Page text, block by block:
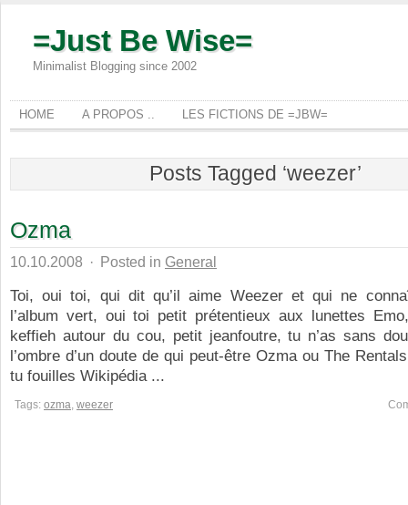
=Just Be Wise=
Minimalist Blogging since 2002
HOME A PROPOS .. LES FICTIONS DE =JBW=
Posts Tagged ‘weezer’
Ozma
10.10.2008 · Posted in General
Toi, oui toi, qui dit qu’il aime Weezer et qui ne
l’album vert, oui toi petit prétentieux aux lunettes
keffieh autour du cou, petit jeanfoutre, tu n’as sans
l’ombre d’un doute de qui peut-être Ozma ou The
tu fouilles Wikipédia ...
Tags: ozma, weezer